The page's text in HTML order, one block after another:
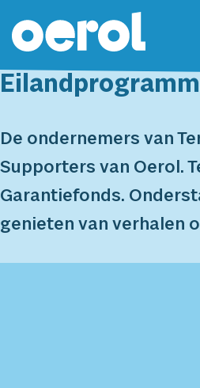
De ondernemers van
Supporters van Oerol.
Garantiefonds.
genieten van verhalen